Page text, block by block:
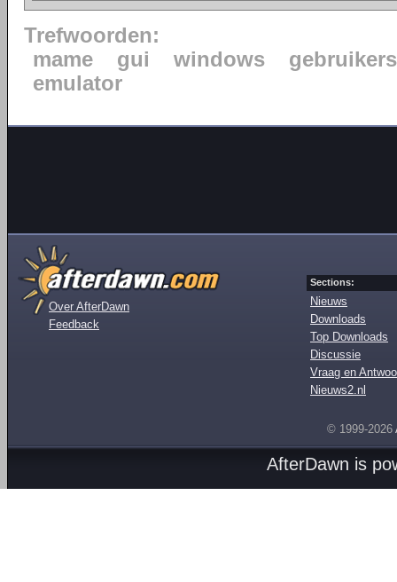
Trefwoorden:
mame
gui windows
emulator
Over AfterDawn
Feedback
Sections:
Nieuws
Downloads
Top Downloads
Discussie
Vraag en
Nieuws2.nl
© 1999-2026
AfterDawn is